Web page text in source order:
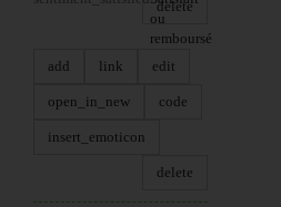
delete
ou
remboursé
add
link edit
open_in_new code
insert_emoticon
delete